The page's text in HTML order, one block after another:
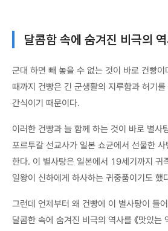
달콤함 속에 숨겨진 비극의
군대 하면 빼 놓을 수 없는 것이 바로 건빵
때까지 건빵은 긴 군생활의 지루함과 허기를
간식이기 때문이다.
이러한 건빵과 늘 함께 하는 것이 바로 별사
포르투갈 선교사가 일본 쇼균에서 선물한
한다. 이 별사탕은 일본에서 19세기까지 귀
일왕이 신하에게 하사하는 귀중품이기도 했
그런데 언제부터 왜 건빵에 이 별사탕이 들
달콤한 속에 숨겨진 비극의 역사를 《맛있는